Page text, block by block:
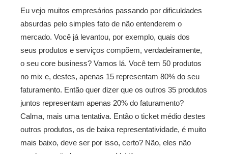
Eu vejo muitos empresários passando por dificuldades
absurdas pelo simples fato de não entenderem o
mercado. Você já levantou, por exemplo, quais dos
seus produtos e serviços compõem, verdadeiramente,
o seu core business? Vamos lá. Você tem 50 produtos
no mix e, destes, apenas 15 representam 80% do seu
faturamento. Então quer dizer que os outros 35 produtos
juntos representam apenas 20% do faturamento?
Calma, mais uma tentativa. Então o ticket médio destes
outros produtos, os de baixa representatividade, é muito
mais baixo, deve ser por isso, certo? Não, eles não